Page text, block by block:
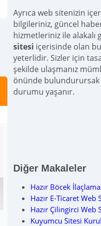
Ayrıca web sitenizin
bilgileriniz, güncel
hizmetleriniz ile alakalı
sitesi içerisinde olan
yeterlidir. Sizler için
şekilde ulaşmanız
önünde bulundurursak
durumu yaşanır.
Diğer Makaleler
Hazır Böcek
Hazır E-Ticaret Web
Hazır Çilingirci Web
Kuyumcu Sitesi